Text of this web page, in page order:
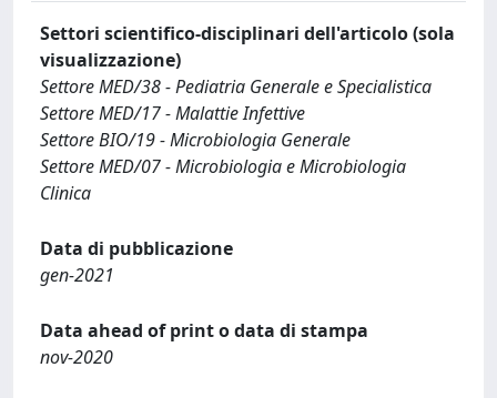
Settori scientifico-disciplinari dell'articolo (sola
visualizzazione)
Settore MED/38 - Pediatria Generale e Specialistica
Settore MED/17 - Malattie Infettive
Settore BIO/19 - Microbiologia Generale
Settore MED/07 - Microbiologia e Microbiologia
Clinica
Data di pubblicazione
gen-2021
Data ahead of print o data di stampa
nov-2020